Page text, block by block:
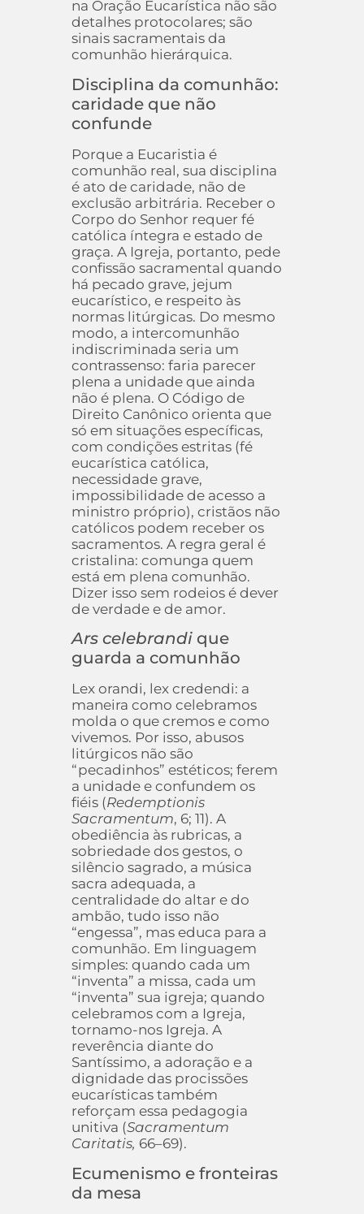
na Oração Eucarística não são
detalhes protocolares; são
sinais sacramentais da
comunhão hierárquica.
Disciplina da comunhão:
caridade que não
confunde
Porque a Eucaristia é
comunhão real, sua disciplina
é ato de caridade, não de
exclusão arbitrária. Receber o
Corpo do Senhor requer fé
católica íntegra e estado de
graça. A Igreja, portanto, pede
confissão sacramental quando
há pecado grave, jejum
eucarístico, e respeito às
normas litúrgicas. Do mesmo
modo, a intercomunhão
indiscriminada seria um
contrassenso: faria parecer
plena a unidade que ainda
não é plena. O Código de
Direito Canônico orienta que
só em situações específicas,
com condições estritas (fé
eucarística católica,
necessidade grave,
impossibilidade de acesso a
ministro próprio), cristãos não
católicos podem receber os
sacramentos. A regra geral é
cristalina: comunga quem
está em plena comunhão.
Dizer isso sem rodeios é dever
de verdade e de amor.
Ars celebrandique
guarda a comunhão
Lex orandi, lex credendi: a
maneira como celebramos
molda o que cremos e como
vivemos. Por isso, abusos
litúrgicos não são
“pecadinhos” estéticos; ferem
a unidade e confundem os
fiéis (Redemptionis
Sacramentum, 6; 11). A
obediência às rubricas, a
sobriedade dos gestos, o
silêncio sagrado, a música
sacra adequada, a
centralidade do altar e do
ambão, tudo isso não
“engessa”, mas educa para a
comunhão. Em linguagem
simples: quando cada um
“inventa” a missa, cada um
“inventa” sua igreja; quando
celebramos com a Igreja,
tornamo-nos Igreja. A
reverência diante do
Santíssimo, a adoração e a
dignidade das procissões
eucarísticas também
reforçam essa pedagogia
unitiva (Sacramentum
Caritatis, 66–69).
Ecumenismo e fronteiras
da mesa